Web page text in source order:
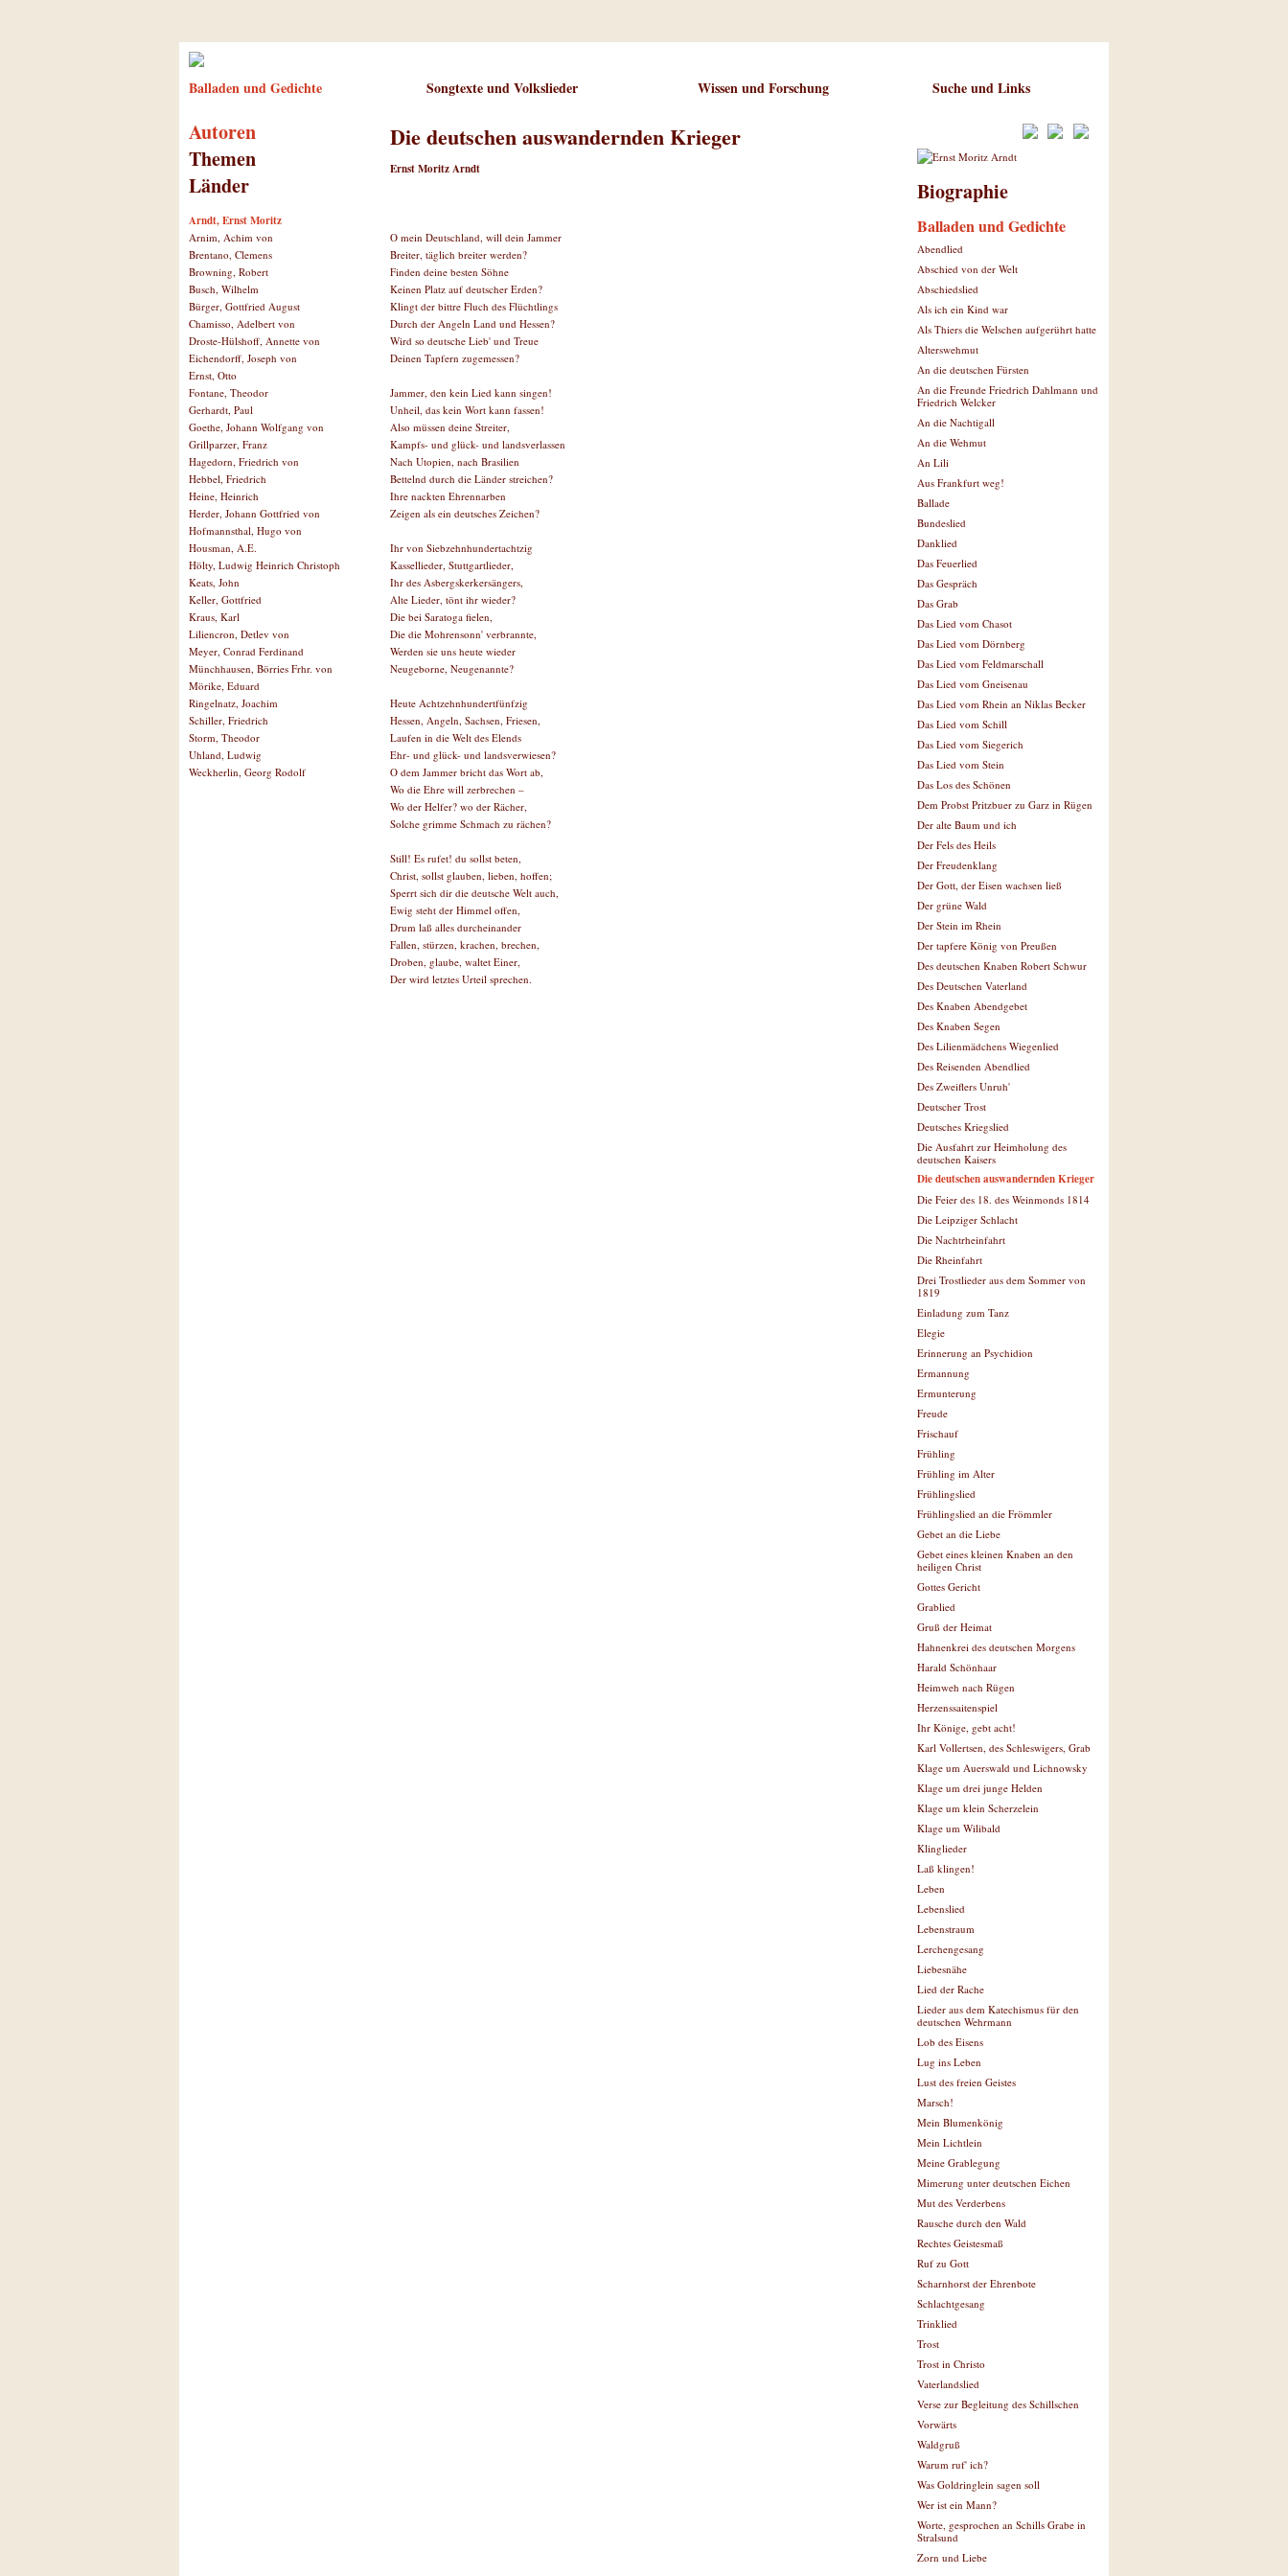
Balladen und Gedichte Songtexte und Volkslieder Wissen und Forschung Suche und Links
Autoren
Themen
Länder
Arndt, Ernst Moritz
Arnim, Achim von
Brentano, Clemens
Browning, Robert
Busch, Wilhelm
Bürger, Gottfried August
Chamisso, Adelbert von
Droste-Hülshoff, Annette von
Eichendorff, Joseph von
Ernst, Otto
Fontane, Theodor
Gerhardt, Paul
Goethe, Johann Wolfgang von
Grillparzer, Franz
Hagedorn, Friedrich von
Hebbel, Friedrich
Heine, Heinrich
Herder, Johann Gottfried von
Hofmannsthal, Hugo von
Housman, A.E.
Hölty, Ludwig Heinrich Christoph
Keats, John
Keller, Gottfried
Kraus, Karl
Liliencron, Detlev von
Meyer, Conrad Ferdinand
Münchhausen, Börries Frhr. von
Mörike, Eduard
Ringelnatz, Joachim
Schiller, Friedrich
Storm, Theodor
Uhland, Ludwig
Weckherlin, Georg Rodolf
Die deutschen auswandernden Krieger
Ernst Moritz Arndt
O mein Deutschland, will dein Jammer
Breiter, täglich breiter werden?
Finden deine besten Söhne
Keinen Platz auf deutscher Erden?
Klingt der bittre Fluch des Flüchtlings
Durch der Angeln Land und Hessen?
Wird so deutsche Lieb' und Treue
Deinen Tapfern zugemessen?
Jammer, den kein Lied kann singen!
Unheil, das kein Wort kann fassen!
Also müssen deine Streiter,
Kampfs- und glück- und landsverlassen
Nach Utopien, nach Brasilien
Bettelnd durch die Länder streichen?
Ihre nackten Ehrennarben
Zeigen als ein deutsches Zeichen?
Ihr von Siebzehnhundertachtzig
Kassellieder, Stuttgartlieder,
Ihr des Asbergskerkersängers,
Alte Lieder, tönt ihr wieder?
Die bei Saratoga fielen,
Die die Mohrensonn' verbrannte,
Werden sie uns heute wieder
Neugeborne, Neugenannte?
Heute Achtzehnhundertfünfzig
Hessen, Angeln, Sachsen, Friesen,
Laufen in die Welt des Elends
Ehr- und glück- und landsverwiesen?
O dem Jammer bricht das Wort ab,
Wo die Ehre will zerbrechen –
Wo der Helfer? wo der Rächer,
Solche grimme Schmach zu rächen?
Still! Es rufet! du sollst beten,
Christ, sollst glauben, lieben, hoffen;
Sperrt sich dir die deutsche Welt auch,
Ewig steht der Himmel offen,
Drum laß alles durcheinander
Fallen, stürzen, krachen, brechen,
Droben, glaube, waltet Einer,
Der wird letztes Urteil sprechen.
Biographie
Balladen und Gedichte
Abendlied
Abschied von der Welt
Abschiedslied
Als ich ein Kind war
Als Thiers die Welschen aufgerührt hatte
Alterswehmut
An die deutschen Fürsten
An die Freunde Friedrich Dahlmann und
Friedrich Welcker
An die Nachtigall
An die Wehmut
An Lili
Aus Frankfurt weg!
Ballade
Bundeslied
Danklied
Das Feuerlied
Das Gespräch
Das Grab
Das Lied vom Chasot
Das Lied vom Dörnberg
Das Lied vom Feldmarschall
Das Lied vom Gneisenau
Das Lied vom Rhein an Niklas Becker
Das Lied vom Schill
Das Lied vom Siegerich
Das Lied vom Stein
Das Los des Schönen
Dem Probst Pritzbuer zu Garz in Rügen
Der alte Baum und ich
Der Fels des Heils
Der Freudenklang
Der Gott, der Eisen wachsen ließ
Der grüne Wald
Der Stein im Rhein
Der tapfere König von Preußen
Des deutschen Knaben Robert Schwur
Des Deutschen Vaterland
Des Knaben Abendgebet
Des Knaben Segen
Des Lilienmädchens Wiegenlied
Des Reisenden Abendlied
Des Zweiflers Unruh'
Deutscher Trost
Deutsches Kriegslied
Die Ausfahrt zur Heimholung des
deutschen Kaisers
Die deutschen auswandernden Krieger
Die Feier des 18. des Weinmonds 1814
Die Leipziger Schlacht
Die Nachtrheinfahrt
Die Rheinfahrt
Drei Trostlieder aus dem Sommer von
1819
Einladung zum Tanz
Elegie
Erinnerung an Psychidion
Ermannung
Ermunterung
Freude
Frischauf
Frühling
Frühling im Alter
Frühlingslied
Frühlingslied an die Frömmler
Gebet an die Liebe
Gebet eines kleinen Knaben an den
heiligen Christ
Gottes Gericht
Grablied
Gruß der Heimat
Hahnenkrei des deutschen Morgens
Harald Schönhaar
Heimweh nach Rügen
Herzenssaitenspiel
Ihr Könige, gebt acht!
Karl Vollertsen, des Schleswigers, Grab
Klage um Auerswald und Lichnowsky
Klage um drei junge Helden
Klage um klein Scherzelein
Klage um Wilibald
Klinglieder
Laß klingen!
Leben
Lebenslied
Lebenstraum
Lerchengesang
Liebesnähe
Lied der Rache
Lieder aus dem Katechismus für den
deutschen Wehrmann
Lob des Eisens
Lug ins Leben
Lust des freien Geistes
Marsch!
Mein Blumenkönig
Mein Lichtlein
Meine Grablegung
Mimerung unter deutschen Eichen
Mut des Verderbens
Rausche durch den Wald
Rechtes Geistesmaß
Ruf zu Gott
Scharnhorst der Ehrenbote
Schlachtgesang
Trinklied
Trost
Trost in Christo
Vaterlandslied
Verse zur Begleitung des Schillschen
Vorwärts
Waldgruß
Warum ruf' ich?
Was Goldringlein sagen soll
Wer ist ein Mann?
Worte, gesprochen an Schills Grabe in
Stralsund
Zorn und Liebe